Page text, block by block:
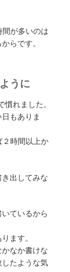
が多いのは
らです。
うに
れました。
もありま
２時間以上か
出してみな
ているから
ます。
なか書けな
たような気